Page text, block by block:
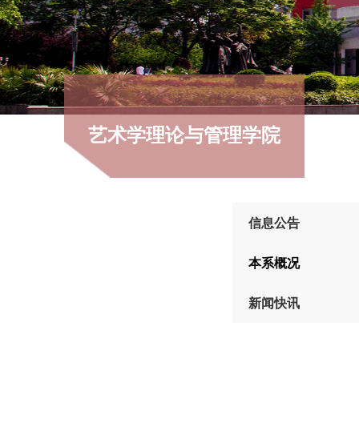
艺术学理论与管理学院
信息公告
本系概况
新闻快讯